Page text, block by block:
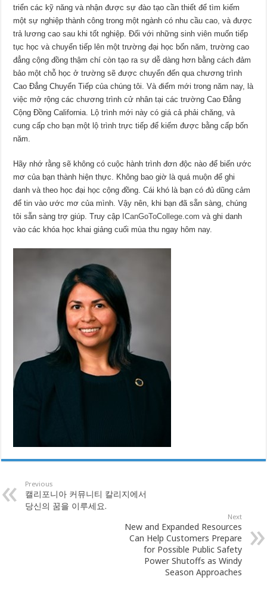
triển các kỹ năng và nhận được sự đào tạo cần thiết để tìm kiếm
một sự nghiệp thành công trong một ngành có nhu cầu cao, và được
trả lương cao sau khi tốt nghiệp. Đối với những sinh viên muốn tiếp
tục học và chuyển tiếp lên một trường đại học bốn năm, trường cao
đẳng cộng đồng thậm chí còn tạo ra sự dễ dàng hơn bằng cách đảm
bảo một chỗ học ở trường sẽ được chuyển đến qua chương trình
Cao Đẳng Chuyển Tiếp của chúng tôi. Và điểm mới trong năm nay, là
việc mở rộng các chương trình cử nhân tại các trường Cao Đẳng
Cộng Đồng California. Lộ trình mới này có giá cả phải chăng, và
cung cấp cho bạn một lộ trình trực tiếp để kiếm được bằng cấp bốn
năm.
Hãy nhớ rằng sẽ không có cuộc hành trình đơn độc nào để biến ước
mơ của bạn thành hiện thực. Không bao giờ là quá muộn để ghi
danh và theo học đại học cộng đồng. Cái khó là bạn có đủ dũng cảm
để tin vào ước mơ của mình. Vậy nên, khi bạn đã sẵn sàng, chúng
tôi sẵn sàng trợ giúp. Truy cập ICanGoToCollege.com và ghi danh
vào các khóa học khai giảng cuối mùa thu ngay hôm nay.
Previous
캘리포니아 커뮤니티 칼리지에서
당신의 꿈을 이루세요.
Next
New and Expanded Resources
Can Help Customers Prepare
for Possible Public Safety
Power Shutoffs as Windy
Season Approaches